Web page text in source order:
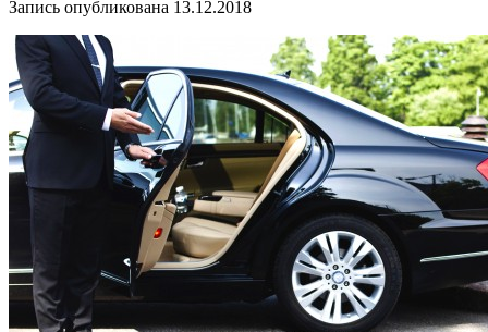
Запись опубликована 13.12.2018